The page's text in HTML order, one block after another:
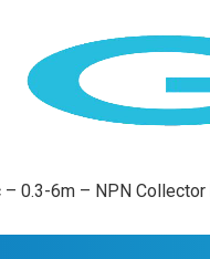
– 0.3-6m – NPN